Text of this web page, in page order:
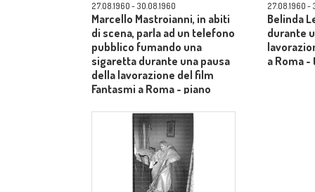
27.08.1960 - 30.08.1960
Marcello Mastroianni, in abiti
di scena, parla ad un telefono
pubblico fumando una
sigaretta durante una pausa
della lavorazione del film
Fantasmi a Roma - piano
27.08.1960 -
Belinda
durante
a Roma